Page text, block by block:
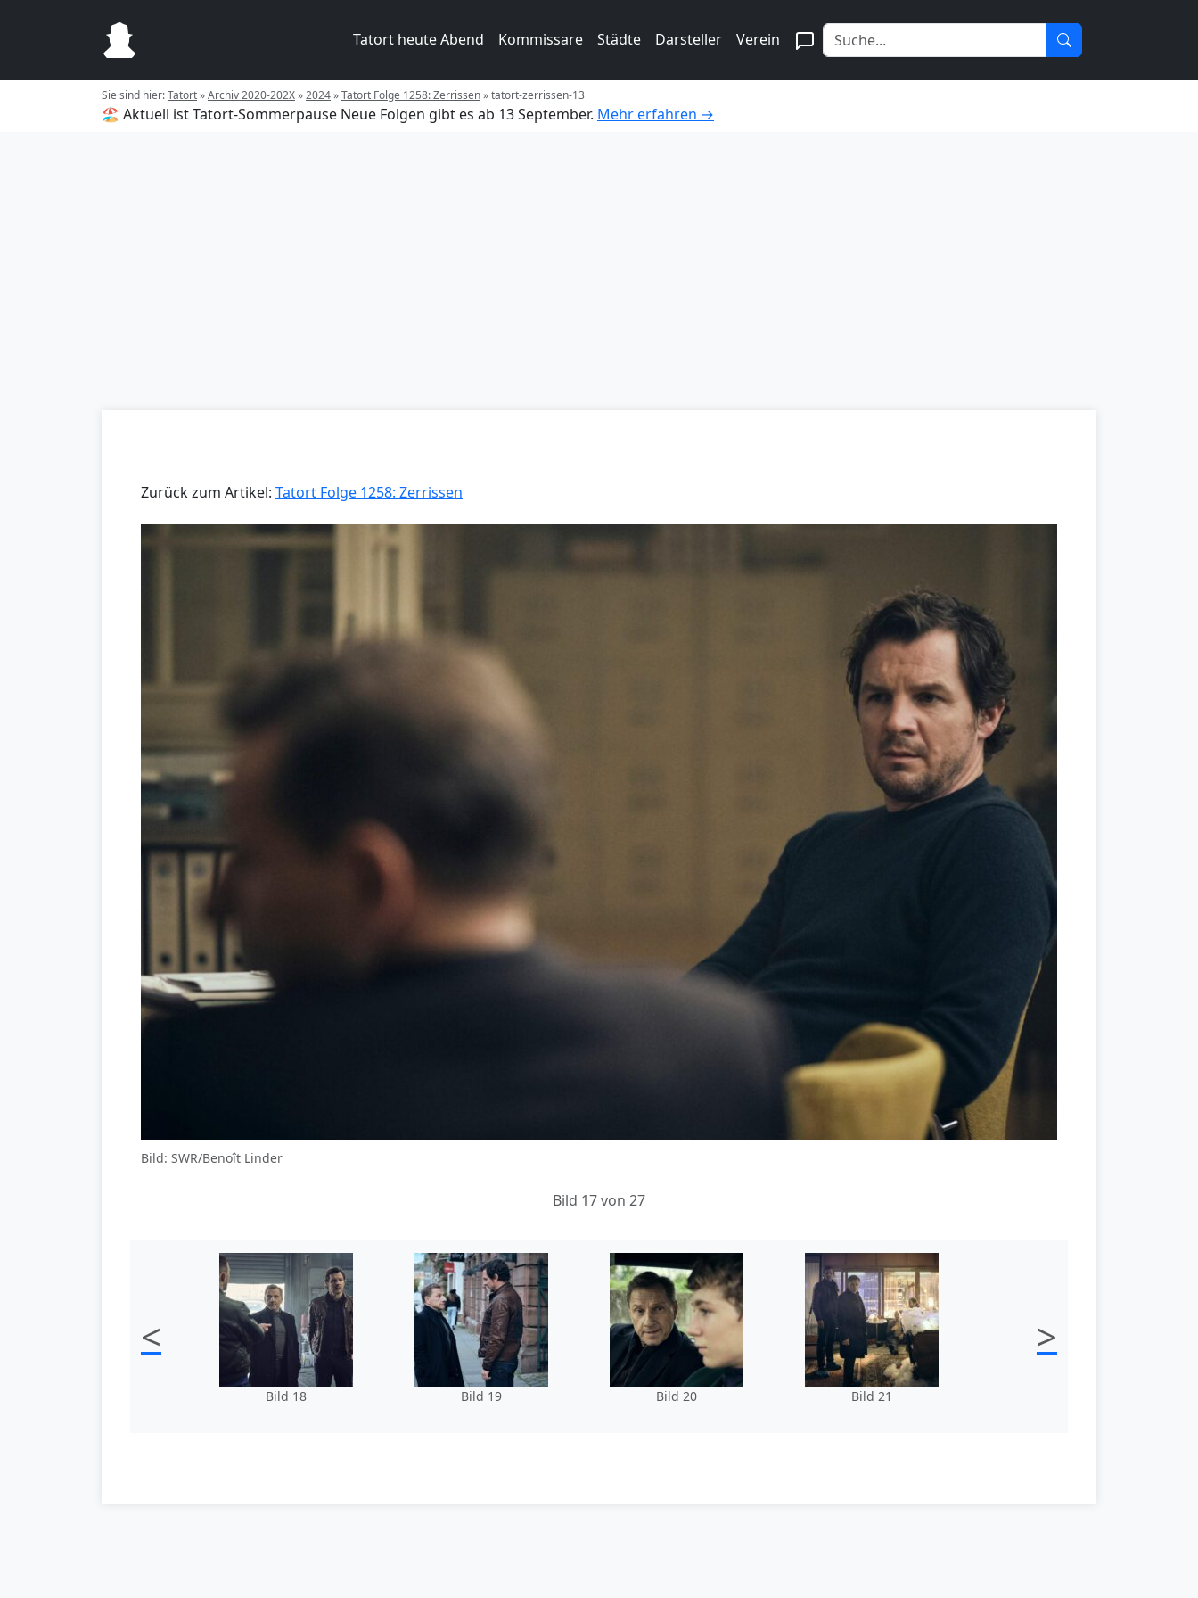
Tatort heute Abend Kommissare Städte Darsteller Verein
Sie sind hier:Tatort»Archiv 2020-202X»2024»Tatort Folge 1258: Zerrissen»tatort-zerrissen-13
🏖️ Aktuell ist Tatort-Sommerpause Neue Folgen gibt es ab 13 September. Mehr erfahren →
Zurück zum Artikel: Tatort Folge 1258: Zerrissen
Bild: SWR/Benoît Linder
Bild 17 von 27
<
Bild 18 Bild 19 Bild 20 Bild 21
>